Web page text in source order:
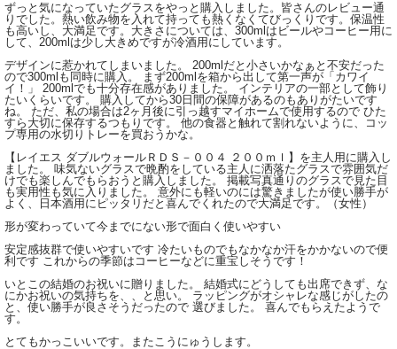
ずっと気になっていたグラスをやっと購入しました。皆さんのレビュー通
りでした。熱い飲み物を入れて持っても熱くなくてびっくりです。保温性
も高いし、大満足です。大きさについては、300mlはビールやコーヒー用に
して、200mlは少し大きめですが冷酒用にしています。
デザインに惹かれてしまいました。 200mlだと小さいかなぁと不安だった
ので300mlも同時に購入。 まず200mlを箱から出して第一声が「カワイ
イ！」 200mlでも十分存在感がありました。 インテリアの一部として飾り
たいくらいです。 購入してから30日間の保障があるのもありがたいです
ね。 ただ、私の場合は2ヶ月後に引っ越すマイホームで使用するので ひた
すら大切に保存するつもりです。 他の食器と触れて割れないように、コッ
プ専用の水切りトレーを買おうかな。
【レイエス ダブルウォールＲＤＳ－００４ ２００ｍｌ】を主人用に購入し
ました。 味気ないグラスで晩酌をしている主人に洒落たグラスで雰囲気だ
けでも楽しんでもらおうと購入しました。 掲載写真通りのグラスで見た目
も実用性も気に入りました。 意外にも軽いのには驚きましたが使い勝手が
よく、日本酒用にピッタリだと喜んでくれたので大満足です。（女性）
形が変わっていて今までにない形で面白く使いやすい
安定感抜群で使いやすいです 冷たいものでもなかなか汗をかかないので便
利です これからの季節はコーヒーなどに重宝しそうです！
いとこの結婚のお祝いに贈りました。 結婚式にどうしても出席できず、な
にかお祝いの気持ちを、、と思い。 ラッピングがオシャレな感じがしたの
と、使い勝手が良さそうだったので 選びました。 喜んでもらえたようで
す。
とてもかっこいいです。またこうにゅうします。